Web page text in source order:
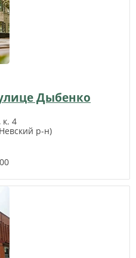
Дыбенко
к. 4
р-н)